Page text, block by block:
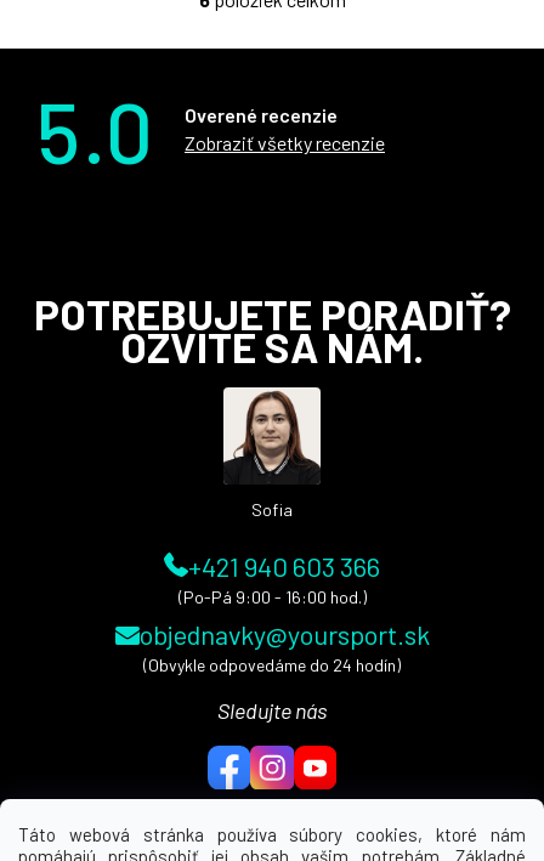
Táto webová stránka používa súbory cookies, ktoré nám
pomáhajú prispôsobiť jej obsah vašim potrebám. Základné
O
d
a
v
k
y
v
ý
p
i
s
u
5.0
Overené recenzie
Zobraziť všetky recenzie
POTREBUJETE PORADIŤ?
OZVITE SA NÁM.
Sofia
+421 940 603 366
(Po-Pá 9:00 - 16:00 hod.)
objednavky@yoursport.sk
(Obvykle odpovedáme do 24 hodín)
Sledujte nás